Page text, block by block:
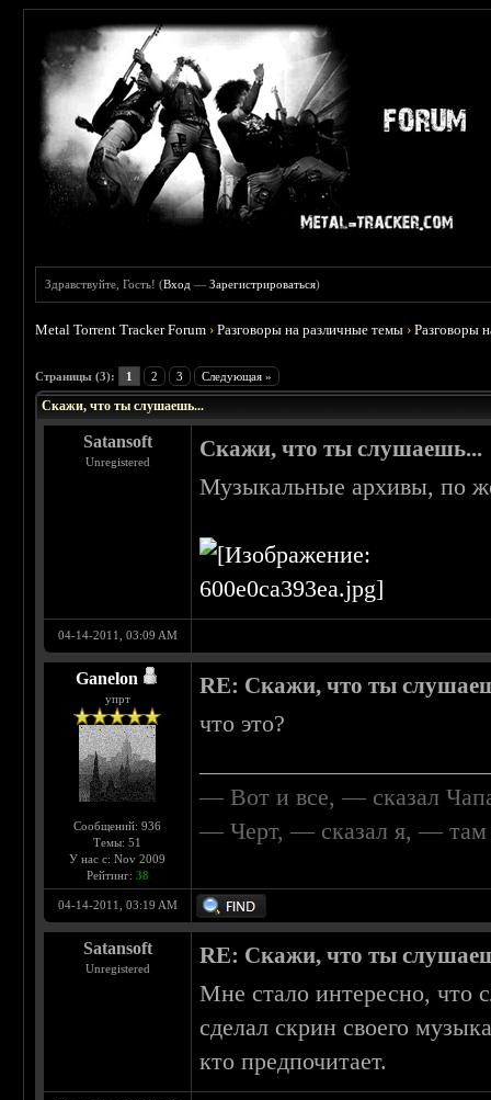
Здравствуйте, Гость! (Вход —Зарегистрироваться)
Metal Torrent Tracker Forum ›Разговоры на различные темы ›Разговоры
Страницы (3): 1 2 3 Следующая »
Скажи, что ты слушаешь...
Satansoft
Unregistered
Скажи, что ты слушаешь...
Музыкальные архивы, по
04-14-2011, 03:09 AM
Ganelon
упрт
Сообщений: 936
Темы: 51
У нас с: Nov 2009
Рейтинг: 38
RE: Скажи, что ты
что это?
— Вот и все, — сказал
— Черт, — сказал я, — там
04-14-2011, 03:19 AM
Satansoft
Unregistered
RE: Скажи, что ты
Мне стало интересно, что
сделал скрин своего
кто предпочитает.